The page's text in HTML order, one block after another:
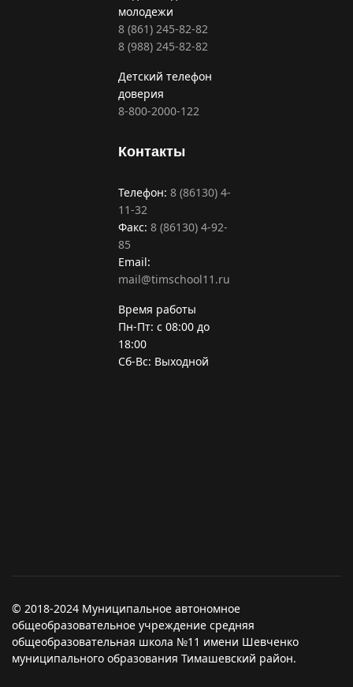
молодежи
8 (861) 245-82-82
8 (988) 245-82-82
Детский телефон
доверия
8-800-2000-122
Контакты
Телефон: 8 (86130) 4-
11-32
Факс: 8 (86130) 4-92-
85
Email:
mail@timschool11.ru
Время работы
Пн-Пт: с 08:00 до
18:00
Сб-Вс: Выходной
© 2018-2024 Муниципальное автономное
общеобразовательное учреждение средняя
общеобразовательная школа №11 имени Шевченко
муниципального образования Тимашевский район.